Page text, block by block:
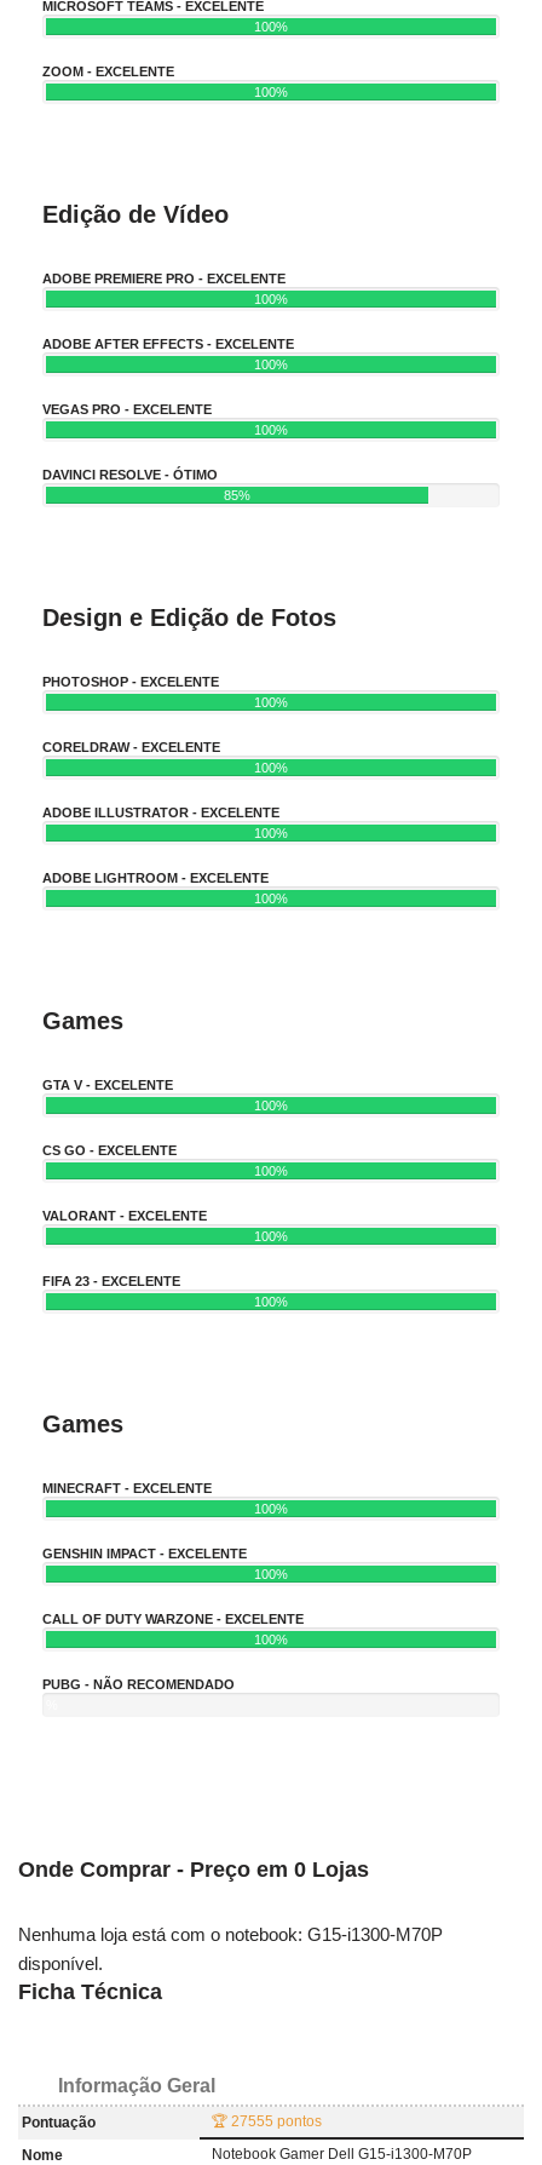
MICROSOFT TEAMS - EXCELENTE
100%
ZOOM - EXCELENTE
100%
Edição de Vídeo
ADOBE PREMIERE PRO - EXCELENTE
100%
ADOBE AFTER EFFECTS - EXCELENTE
100%
VEGAS PRO - EXCELENTE
100%
DAVINCI RESOLVE - ÓTIMO
85%
Design e Edição de Fotos
PHOTOSHOP - EXCELENTE
100%
CORELDRAW - EXCELENTE
100%
ADOBE ILLUSTRATOR - EXCELENTE
100%
ADOBE LIGHTROOM - EXCELENTE
100%
Games
GTA V - EXCELENTE
100%
CS GO - EXCELENTE
100%
VALORANT - EXCELENTE
100%
FIFA 23 - EXCELENTE
100%
Games
MINECRAFT - EXCELENTE
100%
GENSHIN IMPACT - EXCELENTE
100%
CALL OF DUTY WARZONE - EXCELENTE
100%
PUBG - NÃO RECOMENDADO
Onde Comprar - Preço em 0 Lojas
Nenhuma loja está com o notebook: G15-i1300-M70P
disponível.
Ficha Técnica
Informação Geral
Pontuação
🏆 27555 pontos
Nome
Notebook Gamer Dell G15-i1300-M70P